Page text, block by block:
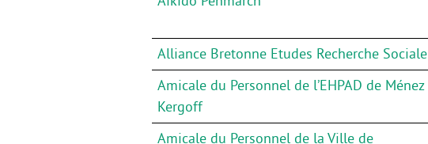
Alliance Bretonne Etudes Recherche Sociale
Amicale du Personnel de l’EHPAD de Ménez
Kergoff
Amicale du Personnel de la Ville de